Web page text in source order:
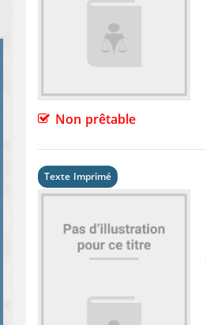
Non prêtable
Texte Imprimé